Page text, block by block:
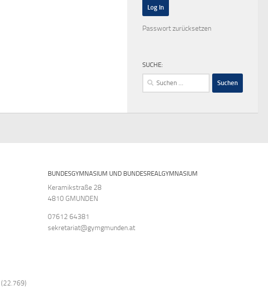
Passwort zurücksetzen
SUCHE:
Suchen
(22.769)
BUNDESGYMNASIUM UND BUNDESREALGYMNASIUM
Keramikstraße 28
4810 GMUNDEN
07612 64381
sekretariat@gymgmunden.at